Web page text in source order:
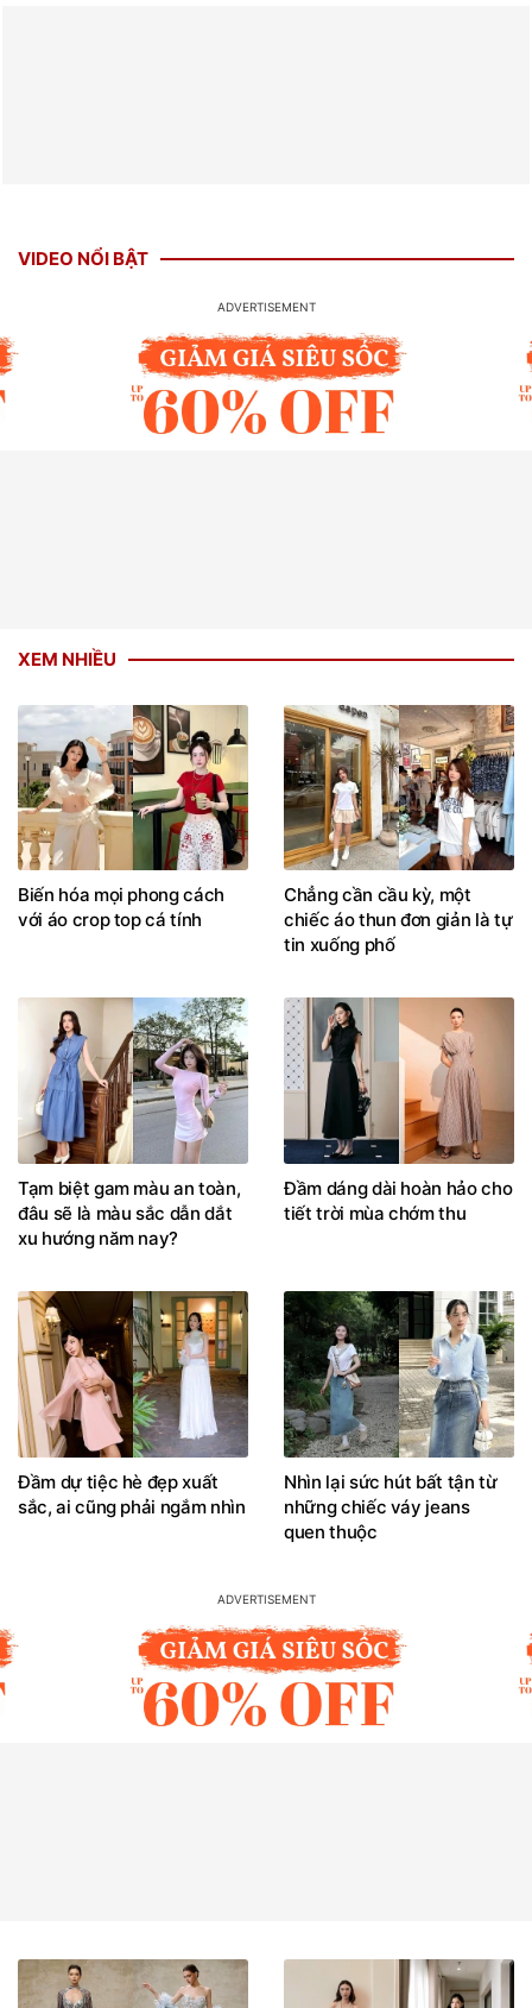
VIDEO NỔI BẬT
XEM NHIỀU
Biến hóa mọi phong cách
với áo crop top cá tính
Chẳng cần cầu kỳ, một
chiếc áo thun đơn giản là tự
tin xuống phố
Tạm biệt gam màu an toàn,
đâu sẽ là màu sắc dẫn dắt
xu hướng năm nay?
Đầm dáng dài hoàn hảo cho
tiết trời mùa chớm thu
Đầm dự tiệc hè đẹp xuất
sắc, ai cũng phải ngắm nhìn
Nhìn lại sức hút bất tận từ
những chiếc váy jeans
quen thuộc